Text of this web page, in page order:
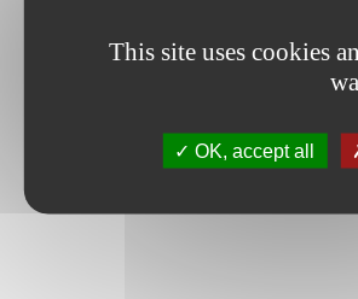
This site uses cookies
OK, accept all